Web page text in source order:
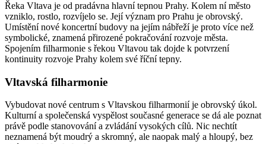
Řeka Vltava je od pradávna hlavní tepnou Prahy. Kolem ní město
vzniklo, rostlo, rozvíjelo se. Její význam pro Prahu je obrovský.
Umístění nové koncertní budovy na jejím nábřeží je proto více než
symbolické, znamená přirozené pokračování rozvoje města.
Spojením filharmonie s řekou Vltavou tak dojde k potvrzení
kontinuity rozvoje Prahy kolem své říční tepny.
Vltavská filharmonie
Vybudovat nové centrum s Vltavskou filharmonií je obrovský úkol.
Kulturní a společenská vyspělost současné generace se dá ale poznat
právě podle stanovování a zvládání vysokých cílů. Nic nechtít
neznamená být moudrý a skromný, ale naopak malý a hloupý, bez